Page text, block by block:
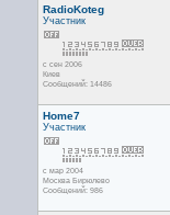
RadioKoteg
Участник
с сен 2006
Киев
Сообщений: 14486
Home7
Участник
с мар 2004
Москва Бирюлево
Сообщений: 986